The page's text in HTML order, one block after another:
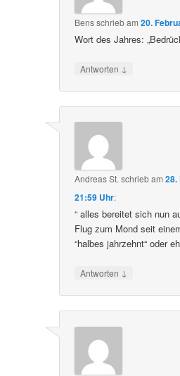
Bensschriebam20.
Wort des Jahres:
Antworten ↓
Andreas St. schriebam28.
21:59 Uhr:
“ alles bereitet sich nun
Flug zum Mond seit
“halbes jahrzehnt“ oder
Antworten ↓